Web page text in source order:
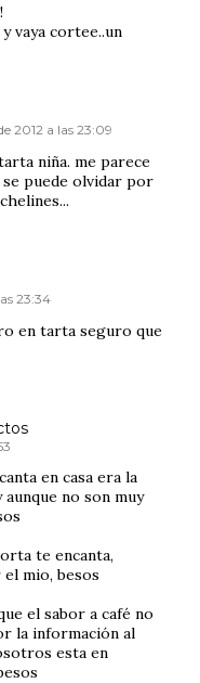
vaya cortee..un
2012 a las 23:09
niña. me parece
se puede olvidar por
23:34
en tarta seguro que
en casa era la
no son muy
te encanta,
mio, besos
el sabor a café no
la información al
esta en